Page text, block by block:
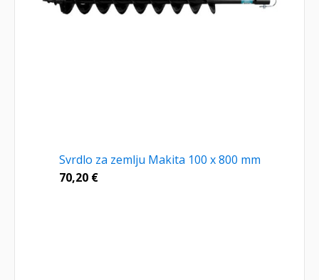
Svrdlo za zemlju Makita 100 x 800 mm
70,20 €